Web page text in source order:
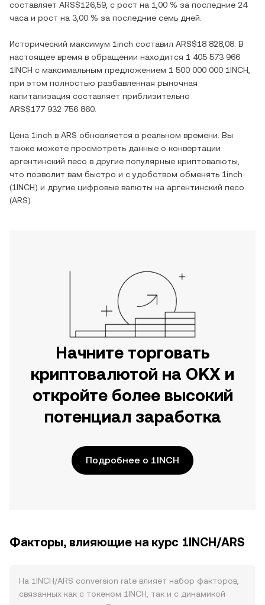
составляет ARS$126,59 , c рост на 1,00 % за последние 24
часа и рост на 3,00 % за последние семь дней.
Исторический максимум 1inch составил ARS$18 828,08 . В
настоящее время в обращении находится 1 405 573 966
1INCH с максимальным предложением 1 500 000 000 1INCH
при этом полностью разбавленная рыночная
капитализация составляет приблизительно
ARS$177 932 756 860
Цена 1inch в ARS обновляется в реальном времени. Вы
также можете просмотреть данные о конвертации
аргентинский песо в другие популярные криптовалюты,
что позволит вам быстро и с удобством обменять 1inch
(1INCH) и другие цифровые валюты на аргентинский песо
(ARS).
Начните торговать
криптовалютой на OKX и
откройте более высокий
потенциал заработка
Подробнее о 1INCH
Факторы, влияющие на курс 1INCH/ARS
На 1INCH/ARS conversion rate влияет набор факторов,
связанных как с токеном 1INCH, так и с динамикой